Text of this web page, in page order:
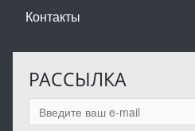
Контакты
РАССЫЛКА